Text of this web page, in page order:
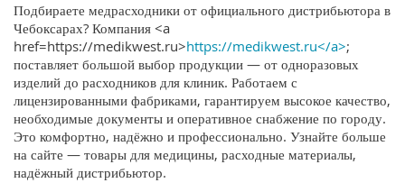
Подбираете медрасходники от официального дистрибьютора в
Чебоксарах? Компания <a
href=https://medikwest.ru>https://medikwest.ru</a>;
поставляет большой выбор продукции — от одноразовых
изделий до расходников для клиник. Работаем с
лицензированными фабриками, гарантируем высокое качество,
необходимые документы и оперативное снабжение по городу.
Это комфортно, надёжно и профессионально. Узнайте больше
на сайте — товары для медицины, расходные материалы,
надёжный дистрибьютор.